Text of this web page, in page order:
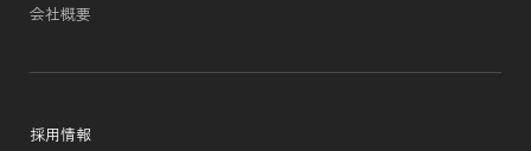
会社概要
採用情報